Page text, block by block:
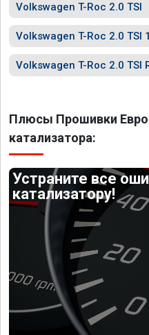
Volkswagen T-Roc 2.0 TSI
Volkswagen T-Roc 2.0 TSI
Volkswagen T-Roc 2.0 TSI
Плюсы Прошивки Евро
катализатора:
Устраните все
катализатору!